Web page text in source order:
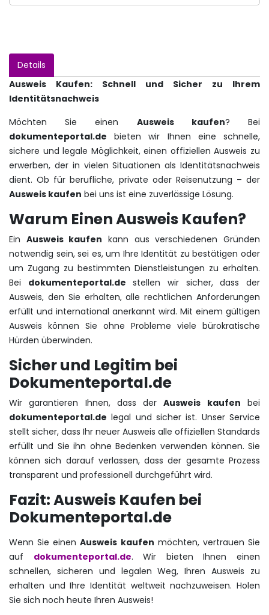
Details
Ausweis Kaufen: Schnell und Sicher zu Ihrem
Identitätsnachweis
Möchten Sie einen Ausweis kaufen? Bei
dokumenteportal.de bieten wir Ihnen eine schnelle,
sichere und legale Möglichkeit, einen offiziellen Ausweis zu
erwerben, der in vielen Situationen als Identitätsnachweis
dient. Ob für berufliche, private oder Reisenutzung – der
Ausweis kaufen bei uns ist eine zuverlässige Lösung.
Warum Einen Ausweis Kaufen?
Ein Ausweis kaufen kann aus verschiedenen Gründen
notwendig sein, sei es, um Ihre Identität zu bestätigen oder
um Zugang zu bestimmten Dienstleistungen zu erhalten.
Bei dokumenteportal.de stellen wir sicher, dass der
Ausweis, den Sie erhalten, alle rechtlichen Anforderungen
erfüllt und international anerkannt wird. Mit einem gültigen
Ausweis können Sie ohne Probleme viele bürokratische
Hürden überwinden.
Sicher und Legitim bei
Dokumenteportal.de
Wir garantieren Ihnen, dass derAusweis kaufen bei
dokumenteportal.de legal und sicher ist. Unser Service
stellt sicher, dass Ihr neuer Ausweis alle offiziellen Standards
erfüllt und Sie ihn ohne Bedenken verwenden können. Sie
können sich darauf verlassen, dass der gesamte Prozess
transparent und professionell durchgeführt wird.
Fazit: Ausweis Kaufen bei
Dokumenteportal.de
Wenn Sie einenAusweis kaufen möchten, vertrauen Sie
auf dokumenteportal.de. Wir bieten Ihnen einen
schnellen, sicheren und legalen Weg, Ihren Ausweis zu
erhalten und Ihre Identität weltweit nachzuweisen. Holen
Sie sich noch heute Ihren Ausweis!